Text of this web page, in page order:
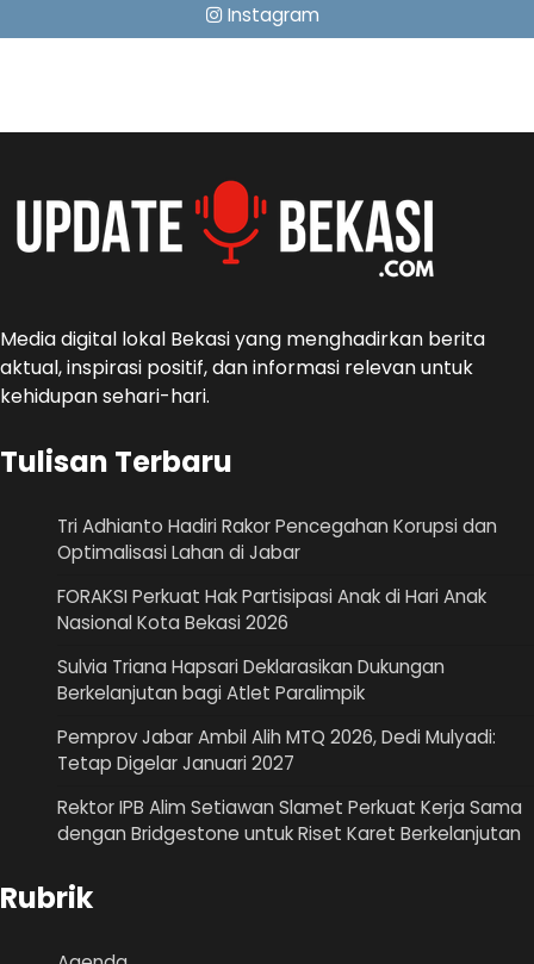
Instagram
Media digital lokal Bekasi yang menghadirkan berita
aktual, inspirasi positif, dan informasi relevan untuk
kehidupan sehari-hari.
Tulisan Terbaru
Tri Adhianto Hadiri Rakor Pencegahan Korupsi dan
Optimalisasi Lahan di Jabar
FORAKSI Perkuat Hak Partisipasi Anak di Hari Anak
Nasional Kota Bekasi 2026
Sulvia Triana Hapsari Deklarasikan Dukungan
Berkelanjutan bagi Atlet Paralimpik
Pemprov Jabar Ambil Alih MTQ 2026, Dedi Mulyadi:
Tetap Digelar Januari 2027
Rektor IPB Alim Setiawan Slamet Perkuat Kerja Sama
dengan Bridgestone untuk Riset Karet Berkelanjutan
Rubrik